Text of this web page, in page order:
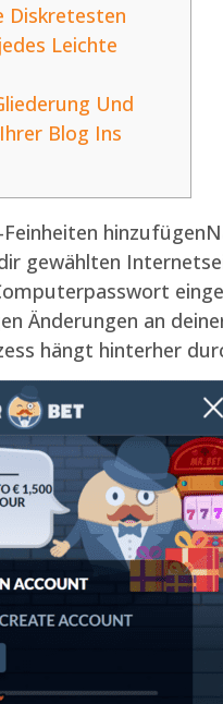
Diskretesten
Leichte
Und
Blog Ins
gewählten
Änderungen an
hängt hinterher